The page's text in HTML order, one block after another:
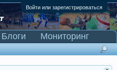
Войти или зарегистрироваться
Блоги
Мониторинг